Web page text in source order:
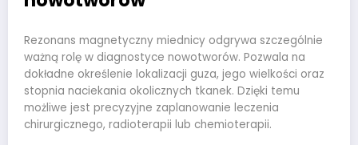
Rezonans magnetyczny miednicy odgrywa szczególnie
ważną rolę w diagnostyce nowotworów. Pozwala na
dokładne określenie lokalizacji guza, jego wielkości oraz
stopnia naciekania okolicznych tkanek. Dzięki temu
możliwe jest precyzyjne zaplanowanie leczenia
chirurgicznego, radioterapii lub chemioterapii.